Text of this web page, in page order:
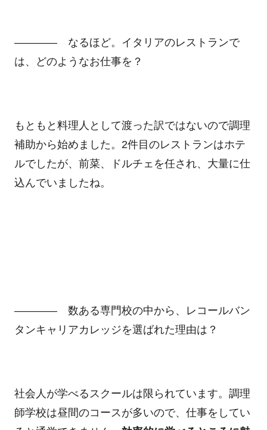
―――― なるほど。イタリアのレストランで
は、どのようなお仕事を？
もともと料理人として渡った訳ではないので調理
補助から始めました。2件目のレストランはホテ
ルでしたが、前菜、ドルチェを任され、大量に仕
込んでいましたね。
―――― 数ある専門校の中から、レコールバン
タンキャリアカレッジを選ばれた理由は？
社会人が学べるスクールは限られています。調理
師学校は昼間のコースが多いので、仕事をしてい